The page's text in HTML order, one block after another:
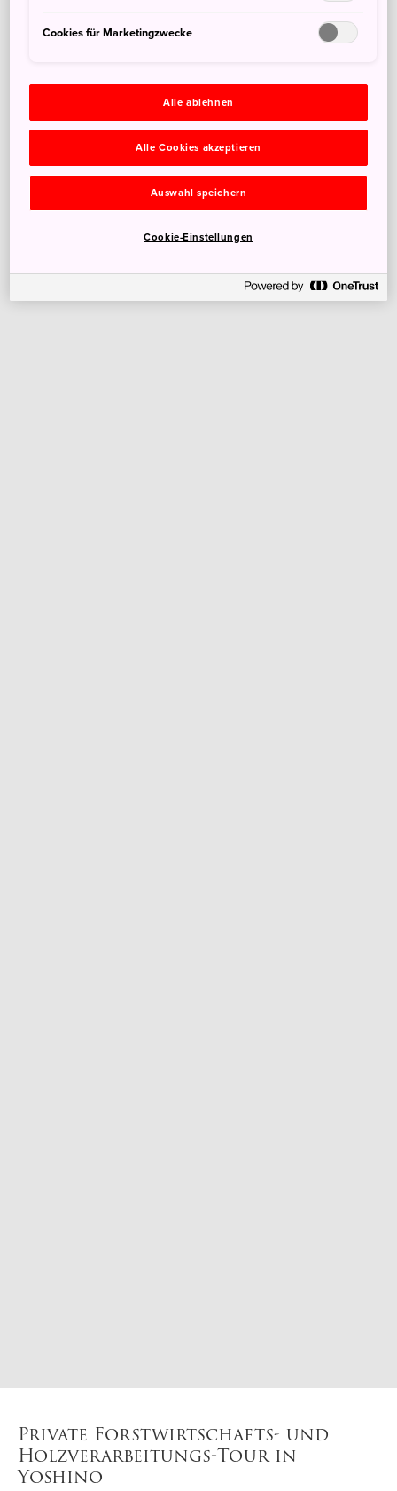
Private Forstwirtschafts- und
Holzverarbeitungs-Tour in
Yoshino
Cookies für Marketingzwecke
Alle ablehnen
Alle Cookies akzeptieren
Auswahl speichern
Cookie-Einstellungen